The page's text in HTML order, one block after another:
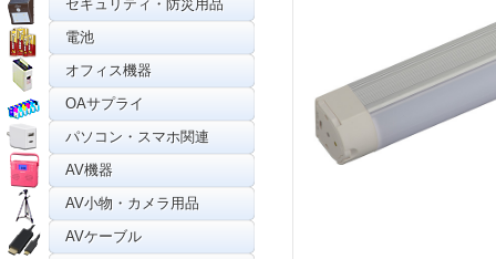
セキュリティ・防災用品
電池
オフィス機器
OAサプライ
パソコン・スマホ関連
AV機器
AV小物・カメラ用品
AVケーブル